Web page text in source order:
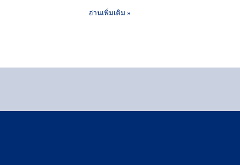
อ่านเพิ่มเติม »